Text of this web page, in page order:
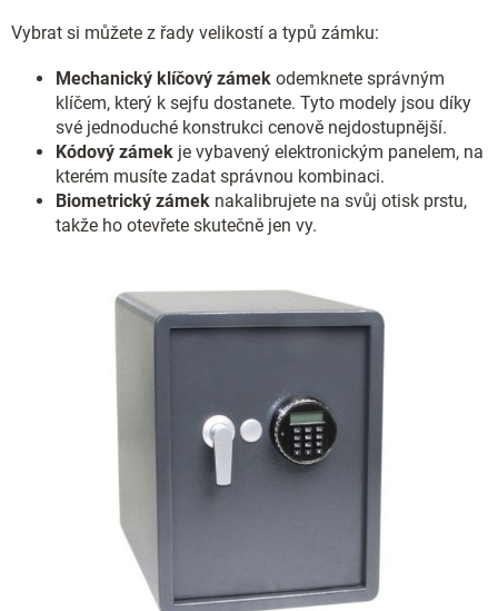
Vybrat si můžete z řady velikostí a typů zámku:
Mechanický klíčový zámek odemknete správným
klíčem, který k sejfu dostanete. Tyto modely jsou díky
své jednoduché konstrukci cenově nejdostupnější.
Kódový zámek je vybavený elektronickým panelem, na
kterém musíte zadat správnou kombinaci.
Biometrický zámek nakalibrujete na svůj otisk prstu,
takže ho otevřete skutečně jen vy.